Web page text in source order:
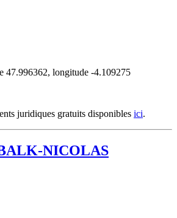
47.996362, longitude -4.109275
juridiques gratuits disponibles ici.
NICOLAS